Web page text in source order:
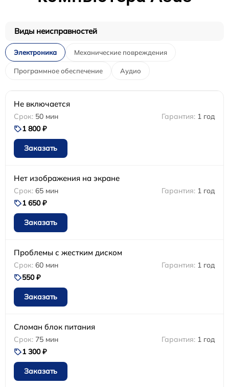
Виды неисправностей
Электроника Механические повреждения
Программное обеспечение Аудио
Не включается
50 мин
1 год
1 800 ₽
Заказать
Нет изображения на экране
65 мин
1 год
1 650 ₽
Заказать
Проблемы с жестким диском
60 мин
1 год
550 ₽
Заказать
Сломан блок питания
75 мин
1 год
1 300 ₽
Заказать